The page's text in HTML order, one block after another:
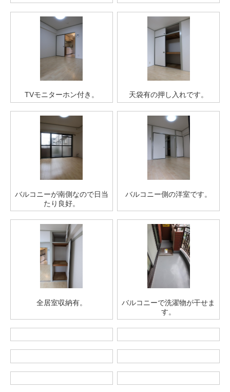
TVモニターホン付き。 天袋有の押し入れです。
バルコニーが南側なので日当
たり良好。
バルコニー側の洋室です。
全居室収納有。
バルコニーで洗濯物が干せま
す。